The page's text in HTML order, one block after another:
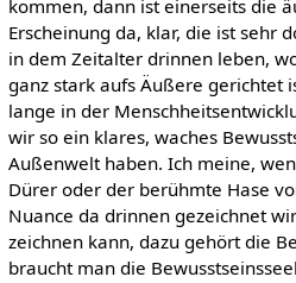
kommen, dann ist einerseits die
Erscheinung da, klar, die ist sehr
in dem Zeitalter drinnen leben,
ganz stark aufs Äußere gerichtet
lange in der
wir so ein klares, waches
Außenwelt haben. Ich meine,
Dürer oder der berühmte Hase
Nuance da drinnen gezeichnet
zeichnen kann, dazu gehört die
braucht man die